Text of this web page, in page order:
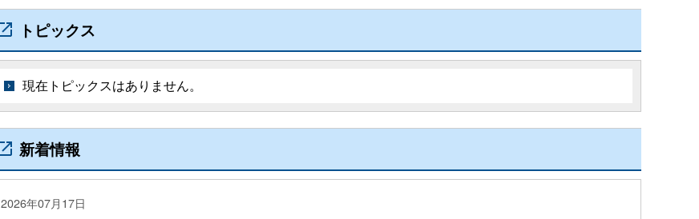
トピックス
現在トピックスはありません。
新着情報
2026年07月17日